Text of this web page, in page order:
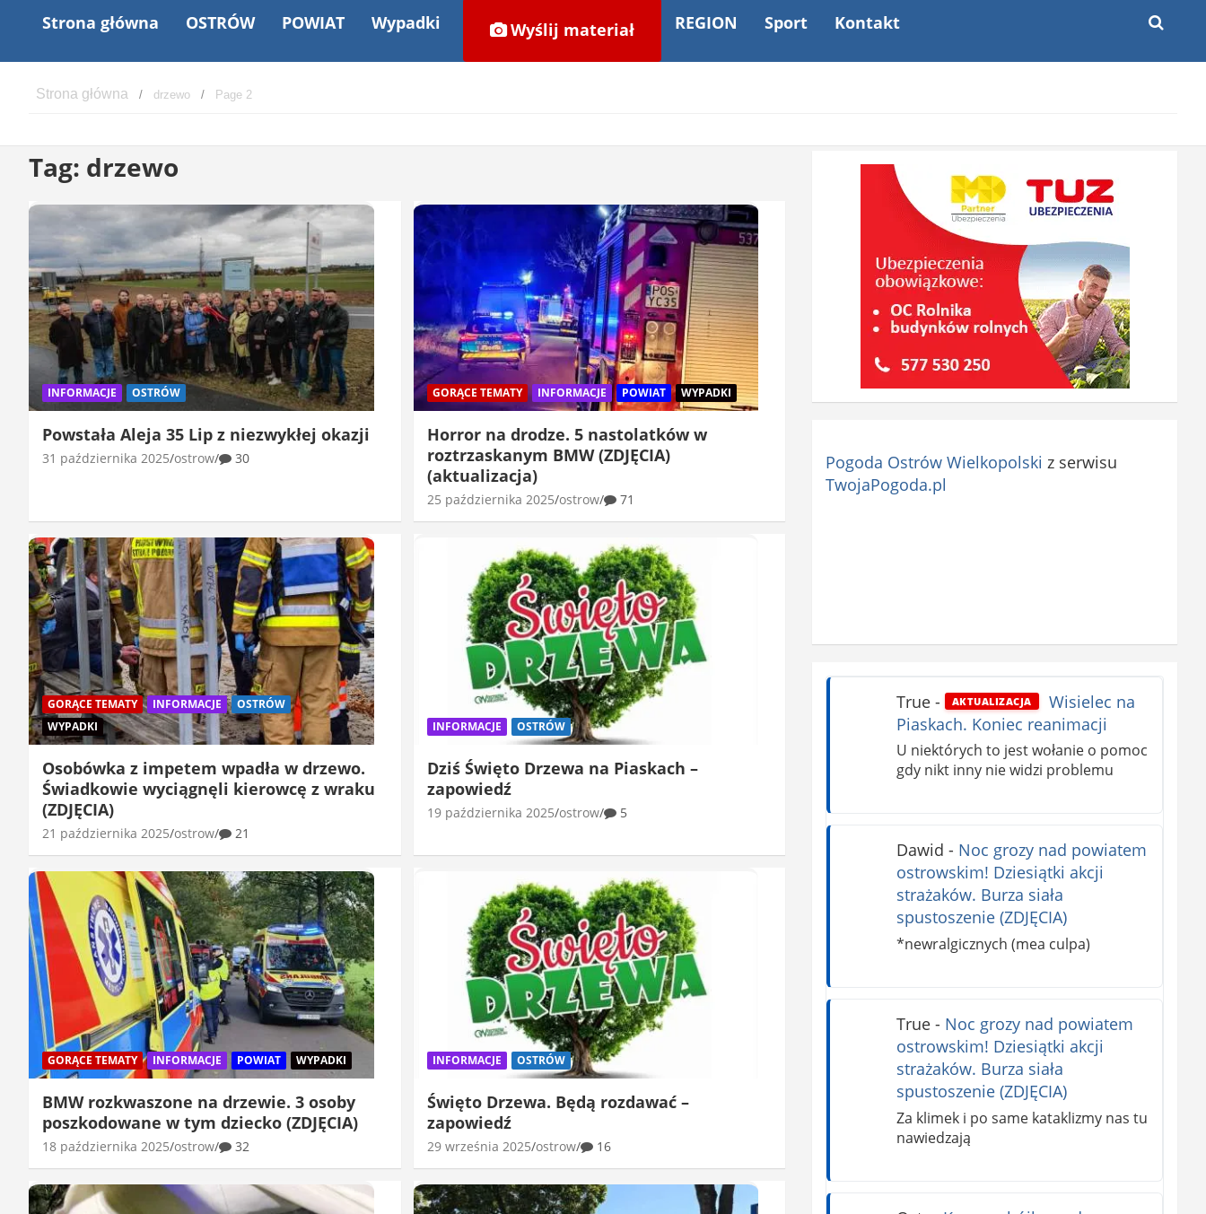
Strona główna OSTRÓW POWIAT Wypadki Wyślij materiał REGION Sport Kontakt
drzewo Page 2
Tag: drzewo
INFORMACJE OSTRÓW
Powstała Aleja 35 Lip z niezwykłej okazji
31 października 2025 ostrow 30
GORĄCE TEMATY INFORMACJE POWIAT WYPADKI
Horror na drodze. 5 nastolatków w
roztrzaskanym BMW (ZDJĘCIA)
(aktualizacja)
25 października 2025 ostrow 71
GORĄCE TEMATY INFORMACJE
OSTRÓW
WYPADKI
Osobówka z impetem wpadła w drzewo.
Świadkowie wyciągnęli kierowcę z wraku
(ZDJĘCIA)
21 października 2025 ostrow 21
INFORMACJE OSTRÓW
Dziś Święto Drzewa na Piaskach –
zapowiedź
19 października 2025 ostrow 5
GORĄCE TEMATY INFORMACJE POWIAT WYPADKI
BMW rozkwaszone na drzewie. 3 osoby
poszkodowane w tym dziecko (ZDJĘCIA)
18 października 2025 ostrow 32
INFORMACJE OSTRÓW
Święto Drzewa. Będą rozdawać –
zapowiedź
29 września 2025 ostrow 16
Pogoda Ostrów Wielkopolski z serwisu
TwojaPogoda.pl
True- AKTUALIZACJA
Wisielec na
Piaskach. Koniec reanimacji
U niektórych to jest wołanie o pomoc
gdy nikt inny nie widzi problemu
Dawid - Noc grozy nad powiatem
ostrowskim! Dziesiątki akcji
strażaków. Burza siała
spustoszenie (ZDJĘCIA)
*newralgicznych (mea culpa)
True- Noc grozy nad powiatem
ostrowskim! Dziesiątki akcji
strażaków. Burza siała
spustoszenie (ZDJĘCIA)
Za klimek i po same kataklizmy nas tu
nawiedzają